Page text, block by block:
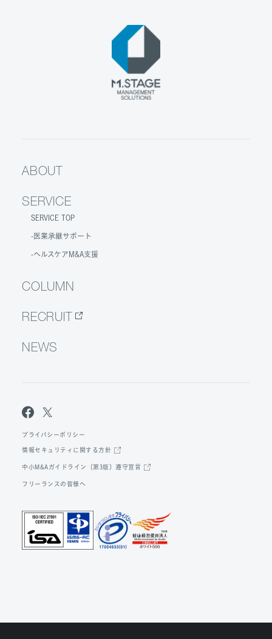
ABOUT
SERVICE
SERVICE TOP
医業承継サポート
ヘルスケアM&A支援
COLUMN
RECRUIT
NEWS
プライバシーポリシー
情報セキュリティに関する方針
中小M&Aガイドライン（第3版）遵守宣言
フリーランスの皆様へ